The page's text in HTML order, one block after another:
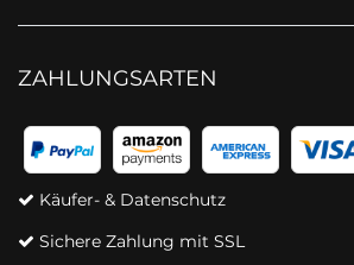
ZAHLUNGSARTEN
Käufer- & Datenschutz
Sichere Zahlung mit SSL